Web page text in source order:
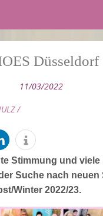
Düsseldorf
11/03/2022
/
Stimmung und viele
Suche nach neuen
Winter 2022/23.